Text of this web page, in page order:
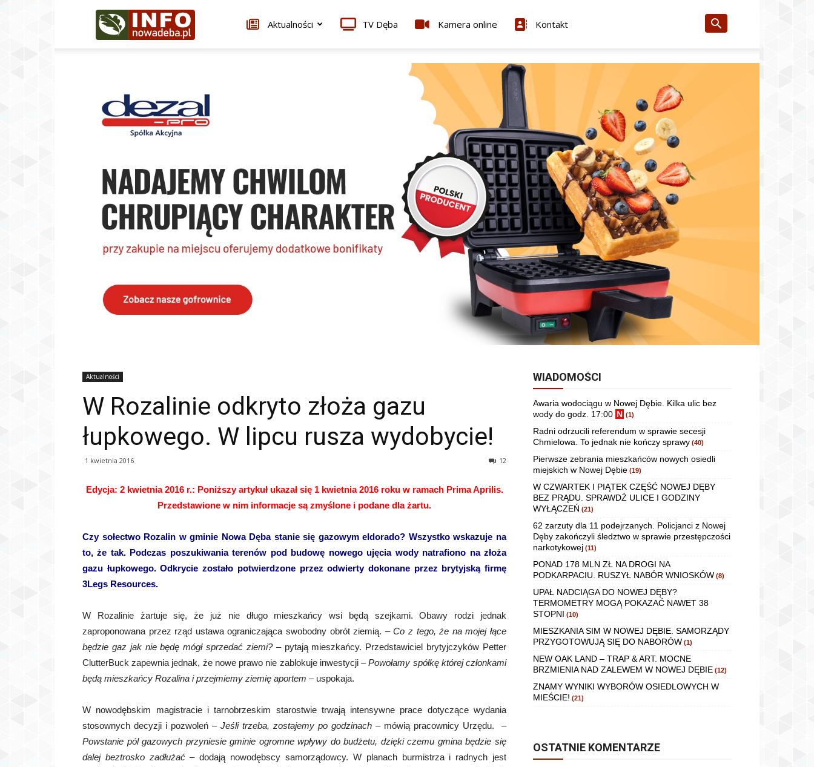
Infonowadeba.pl Aktualności TV Dęba Kamera online Kontakt
Aktualności
W Rozalinie odkryto złoża gazu
łupkowego. W lipcu rusza wydobycie!
1 kwietnia 2016 12
Edycja: 2 kwietnia 2016 r.: Poniższy artykuł ukazał się 1 kwietnia 2016 roku w ramach Prima Aprilis.
Przedstawione w nim informacje są zmyślone i podane dla żartu.
Czy sołectwo Rozalin w gminie Nowa Dęba stanie się gazowym eldorado? Wszystko wskazuje na
to, że tak. Podczas poszukiwania terenów pod budowę nowego ujęcia wody natrafiono na złoża
gazu łupkowego. Odkrycie zostało potwierdzone przez odwierty dokonane przez brytyjską firmę
3Legs Resources.
W Rozalinie żartuje się, że już nie długo mieszkańcy wsi będą szejkami. Obawy rodzi jednak
zaproponowana przez rząd ustawa ograniczająca swobodny obrót ziemią. –Co z tego, że na mojej łące
będzie gaz jak nie będę mógł sprzedać ziemi?– pytają mieszkańcy. Przedstawiciel brytyjczyków Petter
ClutterBuck zapewnia jednak, że nowe prawo nie zablokuje inwestycji –Powołamy spółkę której członkami
będą mieszkańcy Rozalina i przejmiemy ziemię aportem – uspokaja.
W nowodębskim magistracie i tarnobrzeskim starostwie trwają intensywne prace dotyczące wydania
stosownych decyzji i pozwoleń – Jeśli trzeba, zostajemy po godzinach – mówią pracownicy Urzędu. –
Powstanie pól gazowych przyniesie gminie ogromne wpływy do budżetu, dzięki czemu gmina będzie się
dalej beztrosko zadłużać –dodają nowodębscy samorządowcy. W planach burmistrza i radnych jest
WIADOMOŚCI
Awaria wodociągu w Nowej Dębie. Kilka ulic bez
wody do godz. 17:00 N (1)
Radni odrzucili referendum w sprawie secesji
Chmielowa. To jednak nie kończy sprawy (40)
Pierwsze zebrania mieszkańców nowych osiedli
miejskich w Nowej Dębie (19)
W CZWARTEK I PIĄTEK CZĘŚĆ NOWEJ DĘBY
BEZ PRĄDU. SPRAWDŹ ULICE I GODZINY
WYŁĄCZEŃ (21)
62 zarzuty dla 11 podejrzanych. Policjanci z Nowej
Dęby zakończyli śledztwo w sprawie przestępczości
narkotykowej (11)
PONAD 178 MLN ZŁ NA DROGI NA
PODKARPACIU. RUSZYŁ NABÓR WNIOSKÓW (8)
UPAŁ NADCIĄGA DO NOWEJ DĘBY?
TERMOMETRY MOGĄ POKAZAĆ NAWET 38
STOPNI (10)
MIESZKANIA SIM W NOWEJ DĘBIE. SAMORZĄDY
PRZYGOTOWUJĄ SIĘ DO NABORÓW (1)
NEW OAK LAND – TRAP & ART. MOCNE
BRZMIENIA NAD ZALEWEM W NOWEJ DĘBIE (12)
ZNAMY WYNIKI WYBORÓW OSIEDLOWYCH W
MIEŚCIE! (21)
OSTATNIE KOMENTARZE